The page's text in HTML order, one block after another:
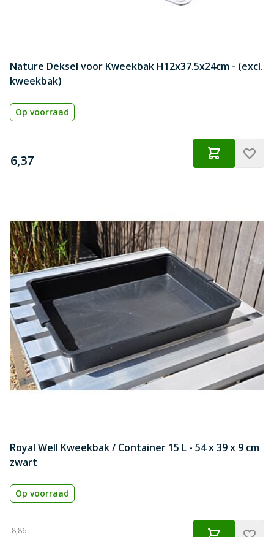
Nature Deksel voor Kweekbak H12x37.5x24cm - (excl.
kweekbak)
Op voorraad
€
6,37
Royal Well Kweekbak / Container 15 L - 54 x 39 x 9 cm
zwart
Op voorraad
Normale prijs
€
8,86